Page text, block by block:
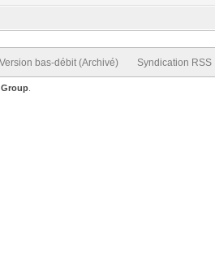
Version bas-débit (Archivé) Syndication RSS